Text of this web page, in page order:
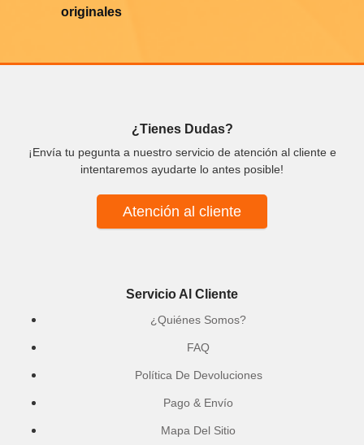
originales
¿Tienes Dudas?
¡Envía tu pegunta a nuestro servicio de atención al cliente e
intentaremos ayudarte lo antes posible!
Atención al cliente
Servicio Al Cliente
¿Quiénes Somos?
FAQ
Política De Devoluciones
Pago & Envío
Mapa Del Sitio